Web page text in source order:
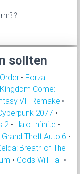
?
sollten
• Forza
Kingdom Come:
VII Remake •
2077 •
2 • Halo Infinite •
Grand Theft Auto 6 •
Breath of The
• Gods Will Fall •